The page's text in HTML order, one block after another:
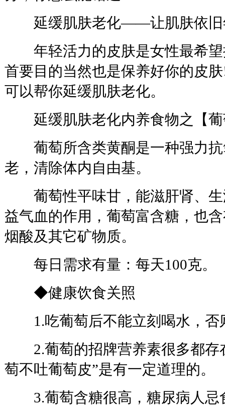
延缓肌肤老化——让肌肤依旧
年轻活力的皮肤是女性最希望
首要目的当然也是保养好你的皮
可以帮你延缓肌肤老化。
延缓肌肤老化内养食物之【葡
葡萄所含类黄酮是一种强力抗
老，清除体内自由基。
葡萄性平味甘，能滋肝肾、生
益气血的作用，葡萄富含糖，也
烟酸及其它矿物质。
每日需求有量：每天100克。
◆健康饮食关照
1.吃葡萄后不能立刻喝水，否
2.葡萄的招牌营养素很多都存
萄不吐葡萄皮”是有一定道理的。
3.葡萄含糖很高，糖尿病人忌